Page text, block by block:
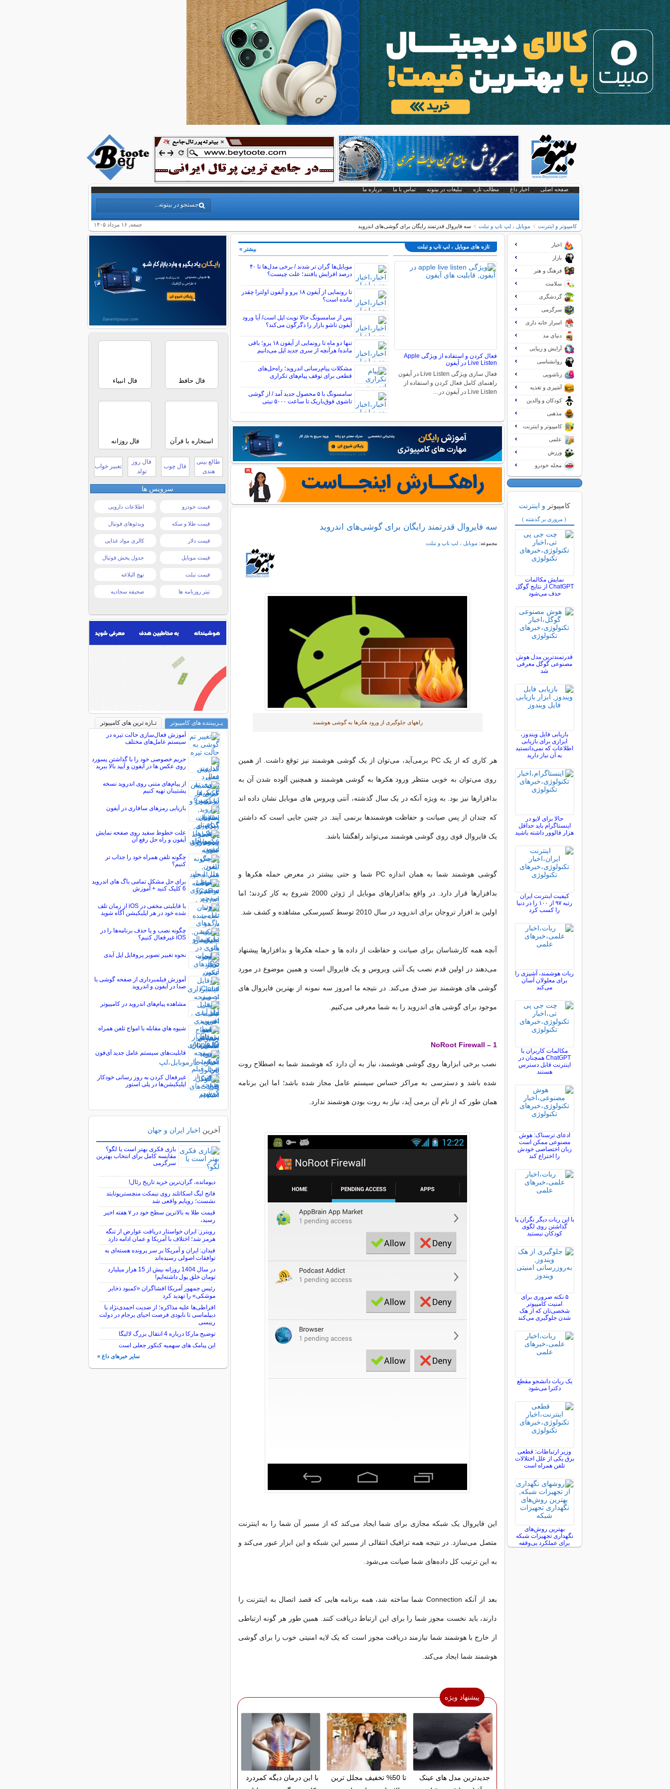
صفحه اصلی اخبار داغ مطالب تازه تبلیغات در بیتوته تماس با ما درباره ما
جمعه, ۱۶ مرداد ۱۴۰۵ کامپیوتر و اینترنت موبایل ، لپ تاپ و تبلت سه فایروال قدرتمند رایگان برای گوشی‌های اندروید
تازه های موبایل ، لپ تاپ و تبلت
فعال کردن و استفاده از ویژگی Apple
Live Listen در آیفون
فعال سازی ویژگی Live Listen در آیفون
راهنمای کامل فعال کردن و استفاده از
Live Listen در آیفون در…
موبایل‌ها گران تر شدند / برخی مدل‌ها تا ۴۰
درصد افزایش یافتند؛ علت چیست؟
تا رونمایی از آیفون ۱۸ پرو و آیفون اولترا چقدر
مانده است؟
پس از سامسونگ حالا نوبت اپل است/ آیا ورود
آیفون تاشو بازار را دگرگون می‌کند؟
تنها دو ماه تا رونمایی از آیفون ۱۸ پرو؛ باقی
مانده/ هرآنچه از سری جدید اپل می‌دانیم
مشکلات پیام‌رسانی اندروید؛ راه‌حل‌های
قطعی برای توقف پیام‌های تکراری
سامسونگ با ۵ محصول جدید آمد / از گوشی
تاشوی فوق‌باریک تا ساعت ۵۰۰۰ نیتی
بیشتر »
سه فایروال قدرتمند رایگان برای گوشی‌های اندروید
مجموعه: موبایل ، لپ تاپ و تبلت
راههای جلوگیری از ورود هکر‌ها به گوشی هوشمند
هر کاری که از یک PC بر‌می‌آید‌، می‌توان از یک گوشی هوشمند نیز توقع داشت. از همین
روی می‌توان به خوبی منتظر ورود هکر‌ها به گوشی هوشمند و همچنین آلوده شدن آن به
بد‌افزارها نیز بود. به ویژه آنکه در یک سال گذشته، آنتی ویروس های موبایل نشان داده اند
که چندان از پس صیانت و حفاظت هوشمند‌ها بر‌‌نمی آیند. در چنین جایی است که داشتن
یک فایروال قوی ‌روی گوشی هوشمند می‌تواند راهگشا باشد.
گوشی هوشمند شما به همان اندازه PC شما و حتی بیشتر در معرض حمله هکرها و
بد‌افزارها قرار دارد. در واقع بد‌افزارهای موبایل از ژوئن 2000 شروع به کار کردند؛ اما
اولین بد افزار تروجان برای اندروید در سال 2010 توسط کسپرسکی مشاهده و کشف شد.
آنچه همه کارشناسان برای صیانت و حفاظت از داده ها و حمله هکرها و بد‌افزارها پیشنهاد
می‌دهند در اولین قدم نصب یک آنتی ویروس و یک فایروال است و همین موضوع در مورد
گوشی های هوشمند نیز صدق می‌کند. در نتیجه ما امروز سه نمونه از بهترین فایروال های
موجود برای گوشی های اندروید را به شما معرفی می‌کنیم‌‌.
1 – NoRoot Firewall
نصب برخی ابزارها ‌روی گوشی هوشمند، نیاز به آن دارد که هوشمند شما به اصطلاح روت
شده باشد و دسترسی به مراکز حساس سیستم عامل مجاز شده باشد؛ اما این برنامه
همان طور که از نام آن بر‌می آِید، نیاز به روت بودن هوشمند ندارد.
این فایروال یک شبکه مجازی برای شما ایجاد می‌کند که از مسیر آن شما را به اینترنت
متصل می‌سازد. در نتیجه همه ترافیک انتقالی از مسیر این شبکه و این ابزار عبور می‌کند و
به این ترتیب کل داده‌های شما صیانت می‌شود.
بعد از آنکه Connection شما ساخته شد، همه برنامه هایی که قصد اتصال به اینترنت را
دارند، ‌باید نخست مجوز شما را برای این ارتباط دریافت کنند. همین طور هر گونه ارتباطی
از خارج با هوشمند شما نیازمند دریافت مجوز است که یک لایه امنیتی خوب را برای گوشی
هوشمند شما ایجاد می‌کند.
پیشنهاد ویژه
جدیدترین مدل های عینک
تا 50% تخفیف مجلل ترین
با این درمان دیگه کمردرد
اخبار
بازار
فرهنگ و هنر
سلامت
گردشگری
سرگرمی
اسرار خانه داری
دنیای مد
آرایش و زیبایی
روانشناسی
زناشویی
آشپزی و تغذیه
کودکان و والدین
مذهبی
کامپیوتر و اینترنت
علمی
ورزش
مجله خودرو
کامپیوتر و اینترنت
( مروری بر گذشته )
نمایش مکالمات
ChatGPT از نتایج گوگل
حذف می‌شود
قدرتمندترین مدل هوش
مصنوعی گوگل معرفی
شد
بازیابی فایل ویندوز،
ابزاری برای بازیابی
اطلاعات که نمی‌دانستید
به آن نیاز دارید
حالا برای لایو در
اینستاگرام باید حداقل
هزار فالوور داشته باشید
کیفیت اینترنت ایران
رتبه ۹۷ از ۱۰۰ را در دنیا
را کسب کرد
ربات هوشمند، آشپزی را
برای معلولان آسان
می‌کند
مکالمات کاربران با
ChatGPT همچنان در
اینترنت قابل دسترس
هستند
ادعای ترسناک: هوش
مصنوعی ممکن است
زبان اختصاصی خودش
را اختراع کند
با این ربات دیگر نگران پا
گذاشتن روی لگوی
کودکان نیستید
۵ نکته ضروری برای
امنیت کامپیوتر
شخصی‌تان که از هک
شدن جلوگیری می‌کند
یک ربات دانشجو مقطع
دکترا می‌شود
وزیر ارتباطات: قطعی
برق یکی از علل اختلالات
تلفن همراه است
بهترین روش‌های
نگهداری تجهیزات شبکه
برای عملکرد بی‌وقفه
فال حافظ فال انبیاء
استخاره با قرآن فال روزانه
طالع بینی
هندی
فال چوب
فال روز
تولد
تعبیر خواب
سرویس ها
قیمت خودرو اطلاعات دارویی
قیمت طلا و سکه ویدئوهای فوتبال
قیمت دلار کالری مواد غذایی
قیمت موبایل جدول پخش فوتبال
قیمت تبلت نهج البلاغه
تیتر روزنامه ها صحیفه سجادیه
پـربیننده های کامپیوتر
تـازه ترین های کامپیوتر
آموزش فعال‌سازی حالت تیره در
سیستم عامل‌های مختلف
حریم خصوصی خود را با گذاشتن پسورد
روی عکس ها در آیفون و آیپد بالا ببرید
از پیام‌های متنی روی اندروید نسخه
پشتیبان تهیه کنیم
بازیابی رمزهای سافاری در آیفون
علت خطوط سفید روی صفحه نمایش
آیفون و راه حل رفع آن
چگونه تلفن همراه خود را جذاب تر
كنيم؟
برای حل مشکل تمامی باگ های اندروید
6 کلیک کنید + آموزش
با قابلیتی مخفی در iOS از زمان تلف
شده خود در هر اپلیکیشن آگاه شوید
چگونه نصب و یا حذف برنامه‌ها را در
iOS غیرفعال کنیم؟
نحوه تغییر تصویر پروفایل اپل آیدی
آموزش فیلمبرداری از صفحه گوشی با
صدا در آیفون و اندروید
مشاهده پیام‌های اندروید در کامپیوتر
شيوه هاي مقابله با امواج تلفن همراه
قابلیت‌های سیستم عامل جدید آی‌فون
غیرفعال کردن به روز رسانی خودکار
اپلیکیشن‌ها در پلی استور
آخرین اخبار ایران و جهان
بازی فکری بهتر است یا لگو؟
مقایسه کامل برای انتخاب بهترین
سرگرمی
دیومانده، گران‌ترین خرید تاریخ رئال!
فاتح لیگ اسکاتلند روی نیمکت منچستریونایتد
نشست؛ رویایم واقعی شد
قیمت طلا به بالاترین سطح خود در ۷ هفته اخیر
رسید،
رویترز: ایران خواستار دریافت عوارض از تنگه
هرمز شد؛ اختلاف با آمریکا و عمان ادامه دارد
فیدان: ایران و آمریکا بر سر پرونده هسته‌ای به
توافقات اصولی رسیده‌اند
در سال 1404 روزانه بیش از 15 هزار میلیارد
تومان خلق پول داشته‌ایم!
رئیس جمهور آمریکا افشاگران «کمبود ذخایر
موشکی» را تهدید کرد
افراطی‌ها علیه مذاکره؛ از ضدیت احمدی‌نژاد با
دیپلماسی تا نابودی فرصت احیای برجام در دولت
رییسی
توضیح مارکا درباره 4 انتقال بزرگ لالیگا
این پیامک های سهمیه کنکور جعلی است
سایر خبرهای داغ »